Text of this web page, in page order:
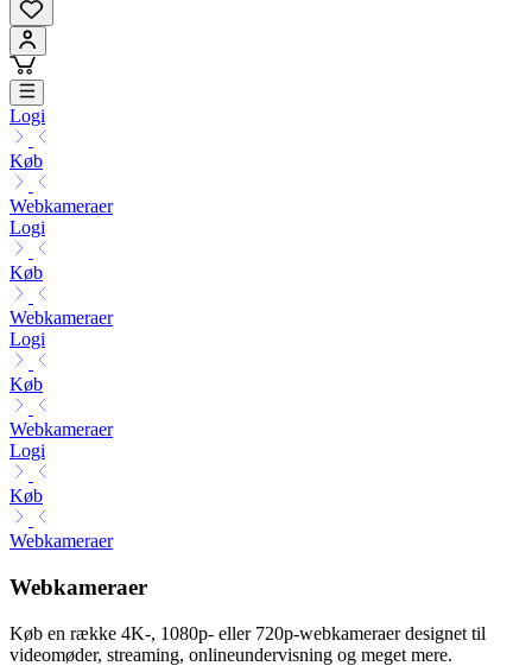
Logi
Køb
Webkameraer
Logi
Køb
Webkameraer
Logi
Køb
Webkameraer
Logi
Køb
Webkameraer
Webkameraer
Køb en række 4K-, 1080p- eller 720p-webkameraer designet til
videomøder, streaming, onlineundervisning og meget mere.